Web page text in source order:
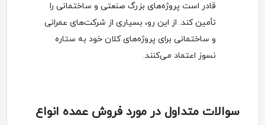
قادر است پروژه‌های بزرگ صنعتی و ساختمانی را
تأمین کند. از این رو، بسیاری از شرکت‌های عمرانی
و ساختمانی برای پروژه‌های کلان خود به ستاره
نسوز اعتماد می‌کنند.
سوالات متداول در مورد فروش عمده انواع